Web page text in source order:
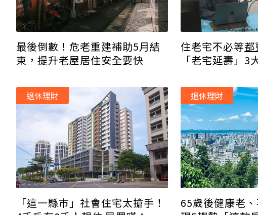
最後倒數！危老重建補助5月結
束，提升老屋居住安全要快
住老宅不必等都
「老宅延壽」3
「這一縣市」社會住宅太搶手！
退休理財
65歲後健康老
退休理財